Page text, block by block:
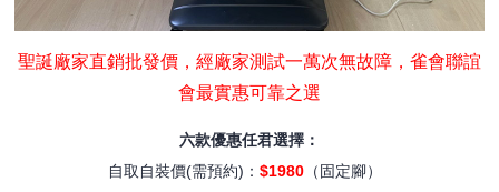
聖誕廠家直銷批發價，經廠家測試一萬次無故障，雀會聯誼
會最實惠可靠之選
六款優惠任君選擇：
自取自裝價(需預約)： $1980（固定腳）